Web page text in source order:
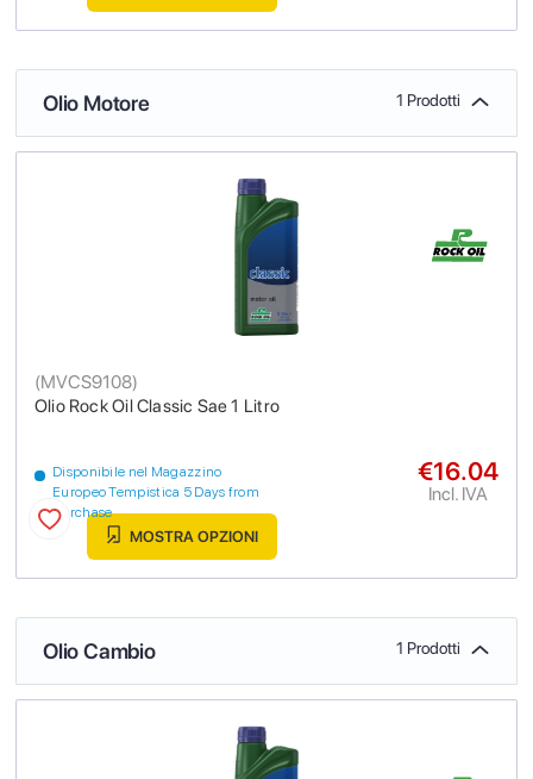
Olio Motore 1 Prodotti
Olio Rock Oil Classic Sae 1 Litro
(MVCS9108)
Disponibile nel Magazzino
Europeo Tempistica 5 Days from
purchase
€16.04
Incl. IVA
MOSTRA OPZIONI
Olio Cambio 1 Prodotti